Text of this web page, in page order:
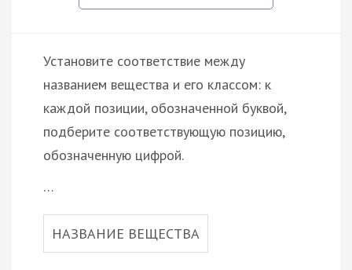
Установите соответствие между
названием вещества и его классом: к
каждой позиции, обозначенной буквой,
подберите соответствующую позицию,
обозначенную цифрой.
…
НАЗВАНИЕ ВЕЩЕСТВА